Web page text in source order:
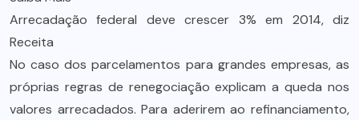
Arrecadação federal deve crescer 3% em 2014, diz
Receita
No caso dos parcelamentos para grandes empresas, as
próprias regras de renegociação explicam a queda nos
valores arrecadados. Para aderirem ao refinanciamento,